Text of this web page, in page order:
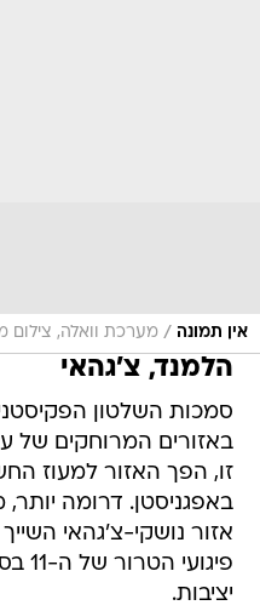
אין תמונה / מערכת וואלה, צילום
הלמנד, צ'גהאי
סמכות השלטון
באזורים המרוחקים של
זו, הפך האזור למעוז
באפגניסטן. דרומה
אזור נושקי-צ'גהאי
יציבות.